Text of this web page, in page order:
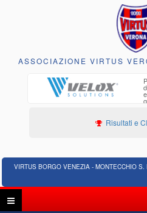
ASSOCIAZIONE VIRTUS
Risultati e
VIRTUS BORGO VENEZIA - MONTECCHIO S.